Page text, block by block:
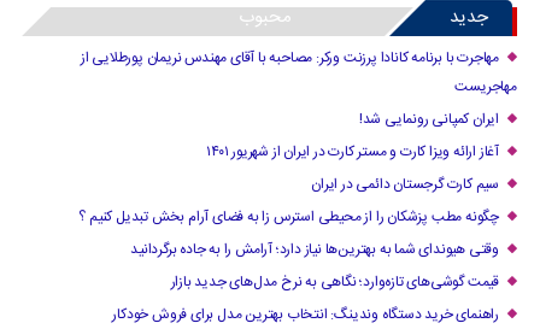
جدید محبوب
مهاجرت با برنامه کانادا پرزنت ورکر: مصاحبه با آقای مهندس نریمان پورطلایی از
مهاجریست
ایران کمپانی رونمایی شد!
آغاز ارائه ویزا کارت و مستر کارت در ایران از شهریور ۱۴۰۱
سیم کارت گرجستان دائمی در ایران
چگونه مطب پزشکان را از محیطی استرس زا به فضای آرام بخش تبدیل کنیم ؟
وقتی هیوندای شما به بهترین‌ها نیاز دارد؛ آرامش را به جاده برگردانید
قیمت گوشی‌های تازه‌وارد؛ نگاهی به نرخ مدل‌های جدید بازار
راهنمای خرید دستگاه وندینگ: انتخاب بهترین مدل برای فروش خودکار